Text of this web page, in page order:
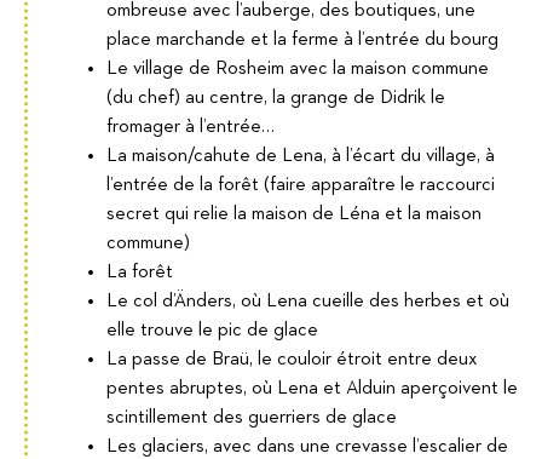
ombreuse avec l’auberge, des boutiques, une
place marchande et la ferme à l’entrée du bourg
Le village de Rosheim avec la maison commune
(du chef) au centre, la grange de Didrik le
fromager à l’entrée…
La maison/cahute de Lena, à l’écart du village, à
l’entrée de la forêt (faire apparaître le raccourci
secret qui relie la maison de Léna et la maison
commune)
La forêt
Le col d’Änders, où Lena cueille des herbes et où
elle trouve le pic de glace
La passe de Braü, le couloir étroit entre deux
pentes abruptes, où Lena et Alduin aperçoivent le
scintillement des guerriers de glace
Les glaciers, avec dans une crevasse l’escalier de